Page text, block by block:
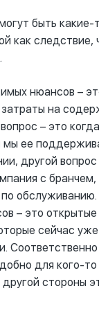
быть какие-
как следствие,
нюансов –
на
– это
мы ее
другой вопрос
с бранчем,
– это
сейчас
для кого-
стороны